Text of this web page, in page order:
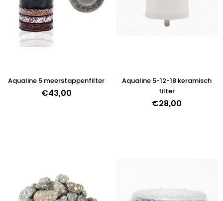
Aqualine 5 meerstappenfilter
€43,00
Aqualine 5-12-18 keramisch
filter
Normale
€28,00